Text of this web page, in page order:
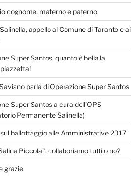
cognome, materno e paterno
appello al Comune di Taranto e ai
Super Santos, quanto è bella la
parla di Operazione Super Santos
Super Santos a cura dell’OPS
Permanente Salinella)
ballottaggio alle Amministrative 2017
Piccola”, collaboriamo tutti o no?
grazie